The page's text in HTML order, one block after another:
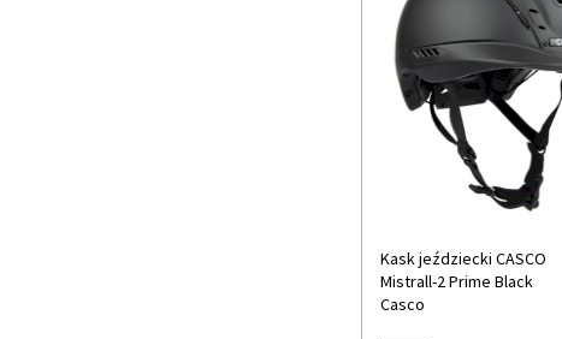
Kask jeździecki CASCO
Mistrall-2 Prime Black
Casco